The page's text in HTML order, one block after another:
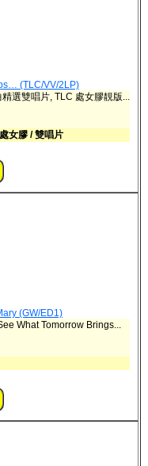
(TLC/VV/2LP)
選雙唱片, TLC 處女膠靚版...
女膠 / 雙唱片
(GW/ED1)
What Tomorrow Brings...